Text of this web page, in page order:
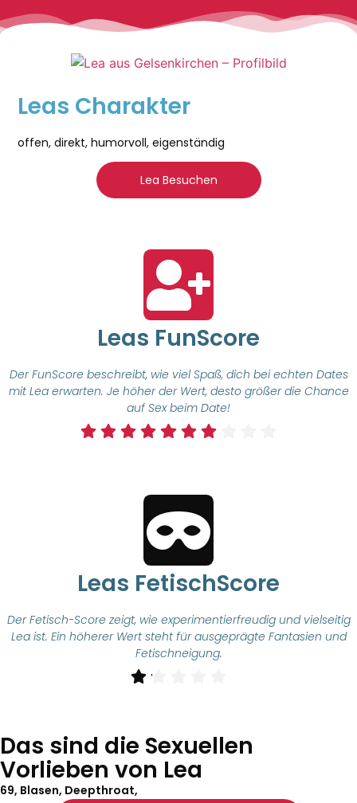
Leas Charakter
offen, direkt, humorvoll, eigenständig
Lea Besuchen
Leas FunScore
Der FunScore beschreibt, wie viel Spaß, dich bei echten Dates
mit Lea erwarten. Je höher der Wert, desto größer die Chance
auf Sex beim Date!
Leas FetischScore
Der Fetisch-Score zeigt, wie experimentierfreudig und vielseitig
Lea ist. Ein höherer Wert steht für ausgeprägte Fantasien und
Fetischneigung.
Das sind die Sexuellen
Vorlieben von Lea
69, Blasen, Deepthroat,